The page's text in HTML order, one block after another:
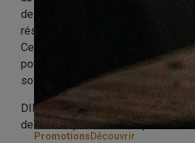
PromotionsDécouvrir
de pas entre deux cloisons et les
résonance induits par la marche
Ces effets de caisse de résonance
pour les usagers de la pièce. S880
solution efficace et fiable.
DINACHOC S880 en 5mm vous
de 20dB à prix très doux pour une